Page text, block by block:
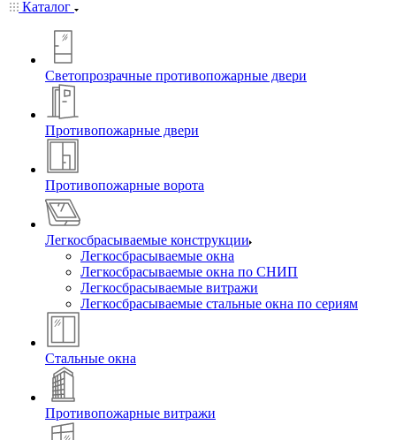
Каталог
Светопрозрачные противопожарные двери
Противопожарные двери
Противопожарные ворота
Легкосбрасываемые конструкции
Легкосбрасываемые окна
Легкосбрасываемые окна по СНИП
Легкосбрасываемые витражи
Легкосбрасываемые стальные окна по сериям
Стальные окна
Противопожарные витражи